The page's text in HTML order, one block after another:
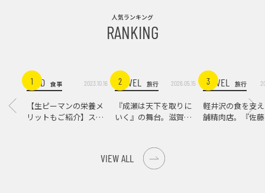
人気ランキング
RANKING
1FOOD 食事 2023.10.16
【生ピーマンの栄養メ
リットもご紹介】スパ
2
TRAVEL 旅行 2026.05.15
『成瀬は天下を取りに
いく』の舞台。滋賀県
3
TRAVEL 旅行
軽井沢の食を支
舗精肉店。『佐
VIEW ALL